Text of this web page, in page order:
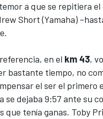
a que se repitiera el
Short (Yamaha)
en el km 43,
bastante tiempo, no
el ser el primero
se dejaba 9:57 ante su
que tenía ganas. Toby